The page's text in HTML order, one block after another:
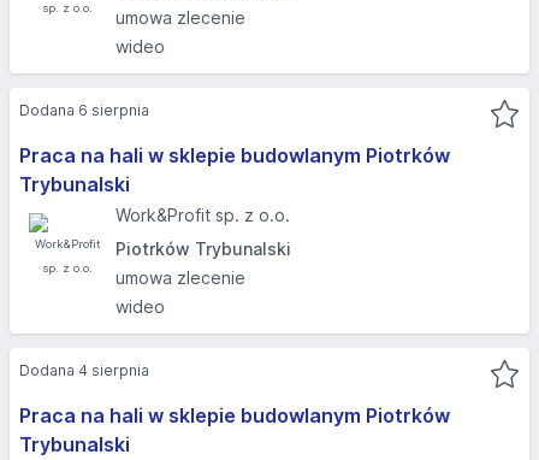
umowa zlecenie
wideo
Praca na hali w sklepie budowlanym Piotrków
Trybunalski
Work&Profit sp. z o.o.
Piotrków Trybunalski
umowa zlecenie
wideo
Dodana 6 sierpnia
Praca na hali w sklepie budowlanym Piotrków
Trybunalski
Dodana 4 sierpnia